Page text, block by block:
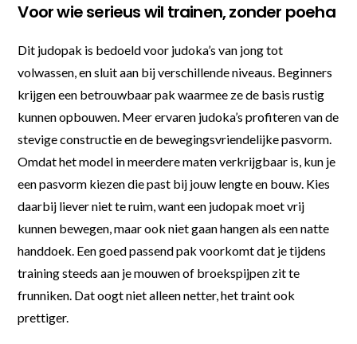
Voor wie serieus wil trainen, zonder poeha
Dit judopak is bedoeld voor judoka’s van jong tot
volwassen, en sluit aan bij verschillende niveaus. Beginners
krijgen een betrouwbaar pak waarmee ze de basis rustig
kunnen opbouwen. Meer ervaren judoka’s profiteren van de
stevige constructie en de bewegingsvriendelijke pasvorm.
Omdat het model in meerdere maten verkrijgbaar is, kun je
een pasvorm kiezen die past bij jouw lengte en bouw. Kies
daarbij liever niet te ruim, want een judopak moet vrij
kunnen bewegen, maar ook niet gaan hangen als een natte
handdoek. Een goed passend pak voorkomt dat je tijdens
training steeds aan je mouwen of broekspijpen zit te
frunniken. Dat oogt niet alleen netter, het traint ook
prettiger.